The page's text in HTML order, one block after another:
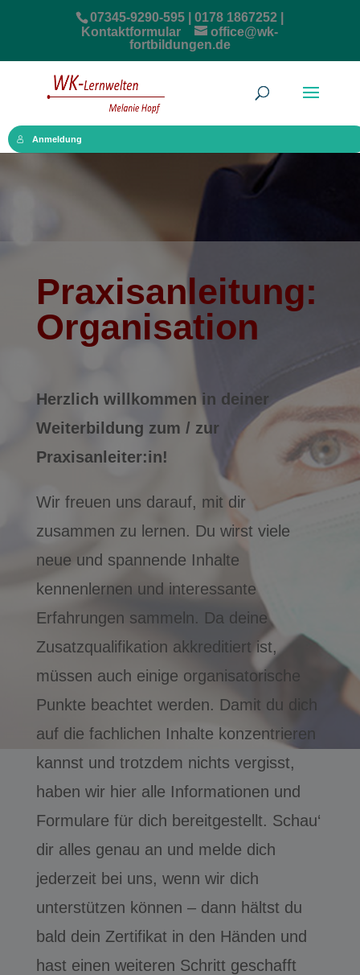
07345-9290-595 | 0178 1867252 |
Kontaktformular
office@wk-
fortbildungen.de
Anmeldung
Praxisanleitung:
Organisation
Herzlich willkommen in deiner
Weiterbildung zum / zur
Praxisanleiter:in!
Wir freuen uns darauf, mit dir
zusammen zu lernen. Du wirst viele
neue und spannende Inhalte
kennenlernen und interessante
Erfahrungen sammeln. Da deine
Zusatzqualifikation akkreditiert ist,
müssen auch einige organisatorische
Punkte beachtet werden. Damit du dich
auf die fachlichen Inhalte konzentrieren
kannst und trotzdem nichts vergisst,
haben wir hier alle Informationen und
Formulare für dich bereitgestellt. Schau‘
dir alles genau an und melde dich
jederzeit bei uns, wenn wir dich
unterstützen können – dann hältst du
bald dein Zertifikat in den Händen und
hast einen weiteren Schritt geschafft